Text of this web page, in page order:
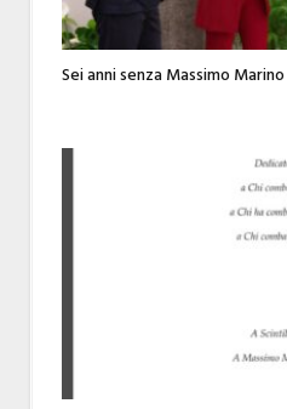
Sei anni senza Massimo Marino